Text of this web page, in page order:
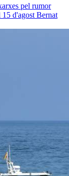
pel rumor
15 d'agost Bernat